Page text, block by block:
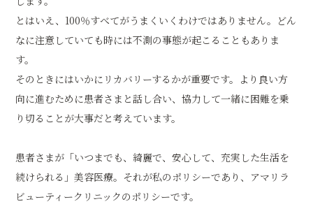
とはいえ、100％すべてがうまくいくわけではありません。どん
なに注意していても時には不測の事態が起こることもありま
す。
そのときにはいかにリカバリーするかが重要です。より良い方
向に進むために患者さまと話し合い、協力して一緒に困難を乗
り切ることが大事だと考えています。
患者さまが「いつまでも、綺麗で、安心して、充実した生活を
続けられる」美容医療。それが私のポリシーであり、アマリラ
ビューティークリニックのポリシーです。